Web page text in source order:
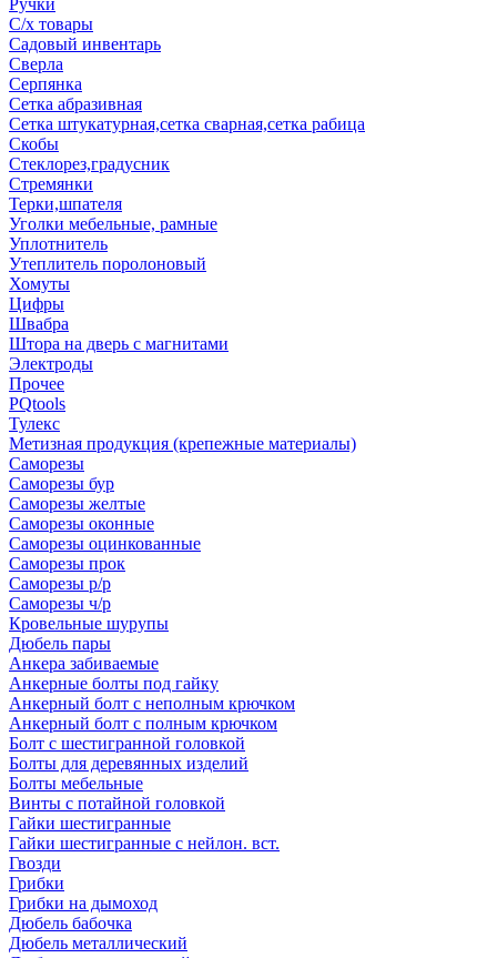
Ручки
С/х товары
Садовый инвентарь
Сверла
Серпянка
Сетка абразивная
Сетка штукатурная,сетка сварная,сетка рабица
Скобы
Стеклорез,градусник
Стремянки
Терки,шпателя
Уголки мебельные, рамные
Уплотнитель
Утеплитель поролоновый
Хомуты
Цифры
Швабра
Штора на дверь с магнитами
Электроды
Прочее
PQtools
Тулекс
Метизная продукция (крепежные материалы)
Саморезы
Саморезы бур
Саморезы желтые
Саморезы оконные
Саморезы оцинкованные
Саморезы прок
Саморезы р/р
Саморезы ч/р
Кровельные шурупы
Дюбель пары
Анкера забиваемые
Анкерные болты под гайку
Анкерный болт с неполным крючком
Анкерный болт с полным крючком
Болт с шестигранной головкой
Болты для деревянных изделий
Болты мебельные
Винты с потайной головкой
Гайки шестигранные
Гайки шестигранные с нейлон. вст.
Гвозди
Грибки
Грибки на дымоход
Дюбель бабочка
Дюбель металлический